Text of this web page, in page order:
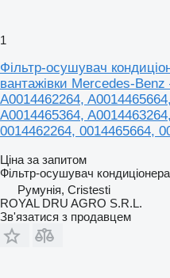
1
Фільтр-осушувач
вантажівки Mercedes-
A0014462264,
A0014465364,
0014462264, 0014465664,
Ціна за запитом
Фільтр-осушувач кондиціонера
Румунія, Cristesti
ROYAL DRU AGRO S.R.L.
Зв'язатися з продавцем